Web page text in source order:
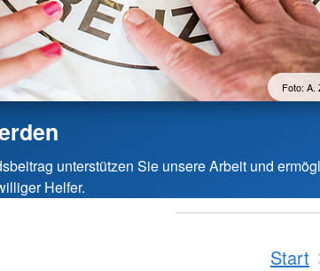
Foto: A.
unterstützen Sie unsere Arbeit und
Helfer.
Start